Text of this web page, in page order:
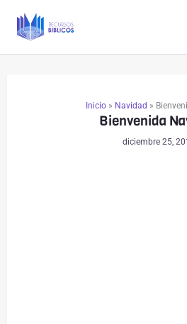
Inicio» Navidad »
Bienvenida
diciembre 25,